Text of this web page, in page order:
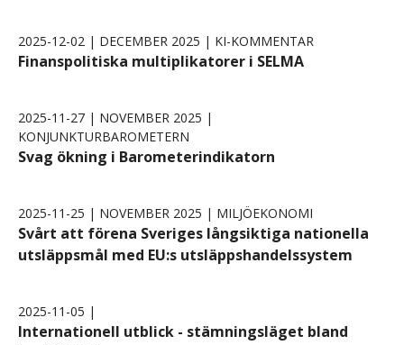
2025-12-02 | DECEMBER 2025 | KI-KOMMENTAR
Finanspolitiska multiplikatorer i SELMA
2025-11-27 | NOVEMBER 2025 |
KONJUNKTURBAROMETERN
Svag ökning i Barometerindikatorn
2025-11-25 | NOVEMBER 2025 | MILJÖEKONOMI
Svårt att förena Sveriges långsiktiga nationella
utsläppsmål med EU:s utsläppshandelssystem
2025-11-05 |
Internationell utblick - stämningsläget bland